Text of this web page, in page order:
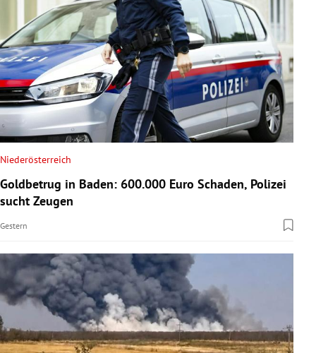
Niederösterreich
Goldbetrug in Baden: 600.000 Euro Schaden, Polizei
sucht Zeugen
Gestern